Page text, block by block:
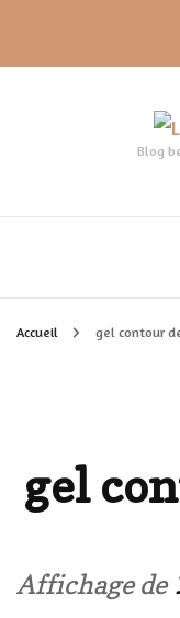
Blog
Accueil gel contour
gel
Affichage de